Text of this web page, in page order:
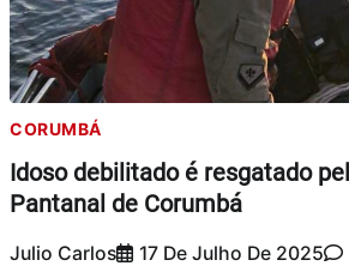
CORUMBÁ
Idoso debilitado é resgatado
Pantanal de Corumbá
Julio Carlos 17 De Julho De 2025